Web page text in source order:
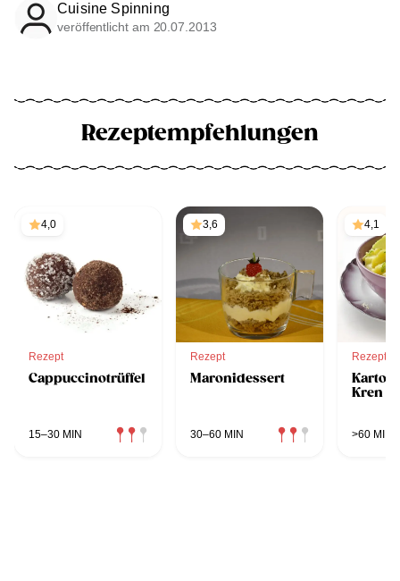
Cuisine Spinning
veröffentlicht am 20.07.2013
Rezeptempfehlungen
4,0
Rezept
Cappuccinotrüffel
15–30 MIN
3,6
Rezept
Maronidessert
30–60 MIN
4,1
Rezept
Kren
>60 MIN